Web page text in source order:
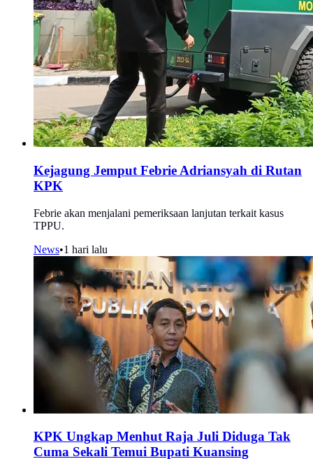
Kejagung Jemput Febrie Adriansyah di Rutan
KPK
Febrie akan menjalani pemeriksaan lanjutan terkait kasus
TPPU.
News•1 hari lalu
KPK Ungkap Menhut Raja Juli Diduga Tak
Cuma Sekali Temui Bupati Kuansing